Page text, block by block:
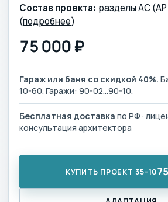
Состав проекта: разделы АС
(подробнее)
75 000 ₽
Гараж или баня со скидкой 40%.
10-60. Гаражи: 90-02…90-10.
Бесплатная доставка по РФ ·
консультация архитектора
КУПИТЬ ПРОЕКТ 35-10